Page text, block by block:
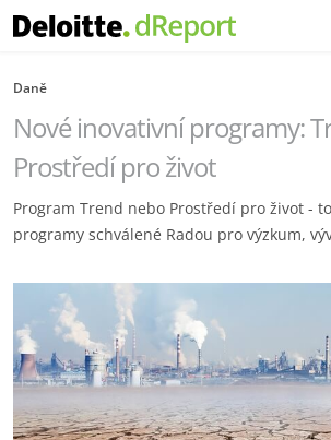
Daně
Nové inovativní programy:
Prostředí pro život
Program Trend nebo Prostředí pro život -
programy schválené Radou pro výzkum,